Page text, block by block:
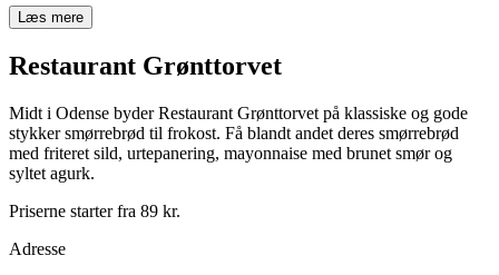
Læs mere
Restaurant Grønttorvet
Midt i Odense byder Restaurant Grønttorvet på klassiske og gode
stykker smørrebrød til frokost. Få blandt andet deres smørrebrød
med friteret sild, urtepanering, mayonnaise med brunet smør og
syltet agurk.
Priserne starter fra 89 kr.
Adresse